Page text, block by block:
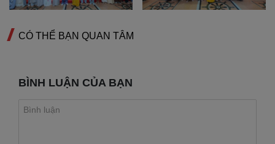
CÓ THỂ BẠN QUAN TÂM
BÌNH LUẬN CỦA BẠN